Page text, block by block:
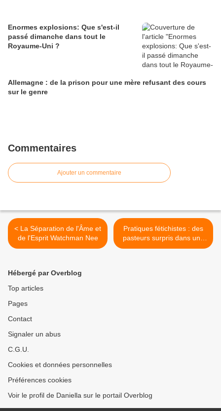
Enormes explosions: Que s'est-il
passé dimanche dans tout le
Royaume-Uni ?
Allemagne : de la prison pour une mère refusant des cours
sur le genre
Commentaires
Ajouter un commentaire
< La Séparation de l'Âme et
de l'Esprit Watchman Nee
Pratiques fétichistes : des
pasteurs surpris dans une
forêt sacré... >
Hébergé par Overblog
Top articles
Pages
Contact
Signaler un abus
C.G.U.
Cookies et données personnelles
Préférences cookies
Voir le profil de Daniella sur le portail Overblog